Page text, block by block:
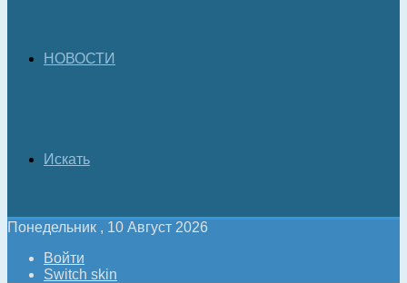
НОВОСТИ
Искать
Понедельник , 10 Август 2026
Войти
Switch skin